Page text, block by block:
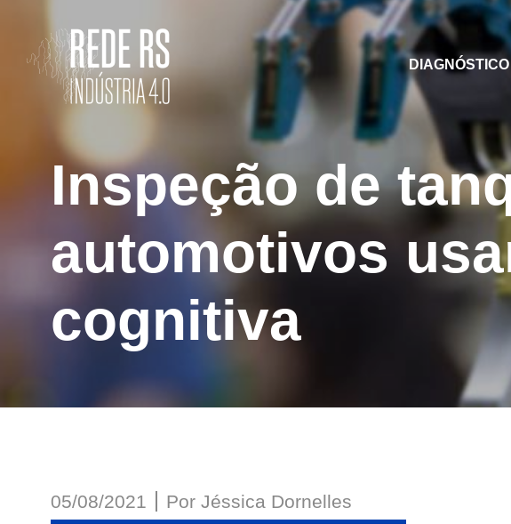
Indústria
Inspeção de
automotivos
cognitiva
05/08/2021 Por Jéssica Dornelles